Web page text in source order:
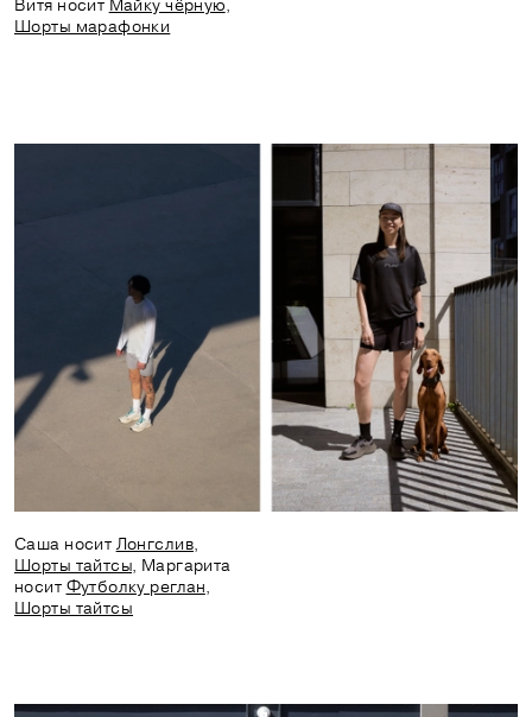
Витя носит Майку чёрную,
Шорты марафонки
Саша носит Лонгслив,
Шорты тайтсы, Маргарита
носит Футболку реглан,
Шорты тайтсы